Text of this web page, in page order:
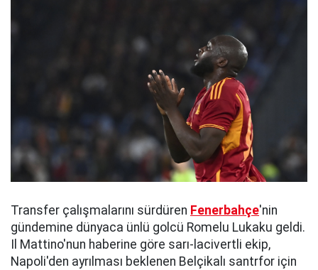
Transfer çalışmalarını sürdüren Fenerbahçe'nin
gündemine dünyaca ünlü golcü Romelu Lukaku geldi.
Il Mattino'nun haberine göre sarı-lacivertli ekip,
Napoli'den ayrılması beklenen Belçikalı santrfor için